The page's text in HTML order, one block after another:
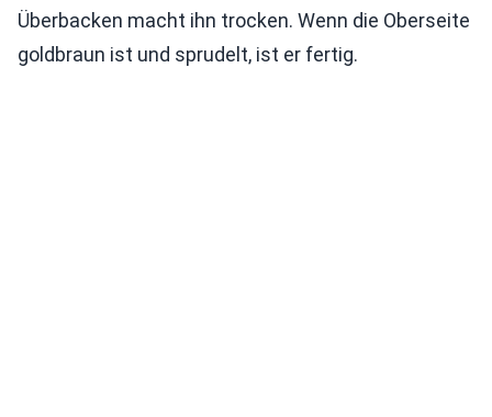
Überbacken macht ihn trocken. Wenn die Oberseite
goldbraun ist und sprudelt, ist er fertig.